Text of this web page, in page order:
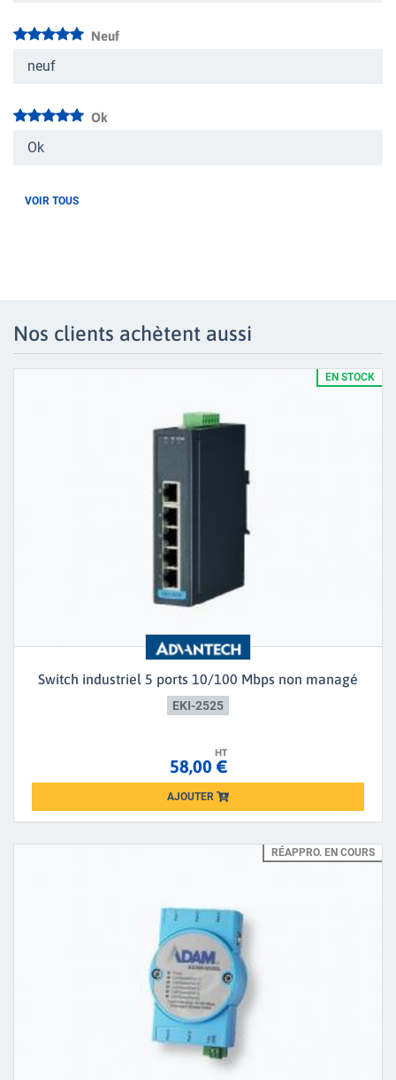
Neuf
neuf
Ok
Ok
VOIR TOUS
Nos clients achètent aussi
EN STOCK
Switch industriel 5 ports 10/100 Mbps non managé
EKI-2525
HT
58,00 €
AJOUTER
Loading...
RÉAPPRO. EN COURS